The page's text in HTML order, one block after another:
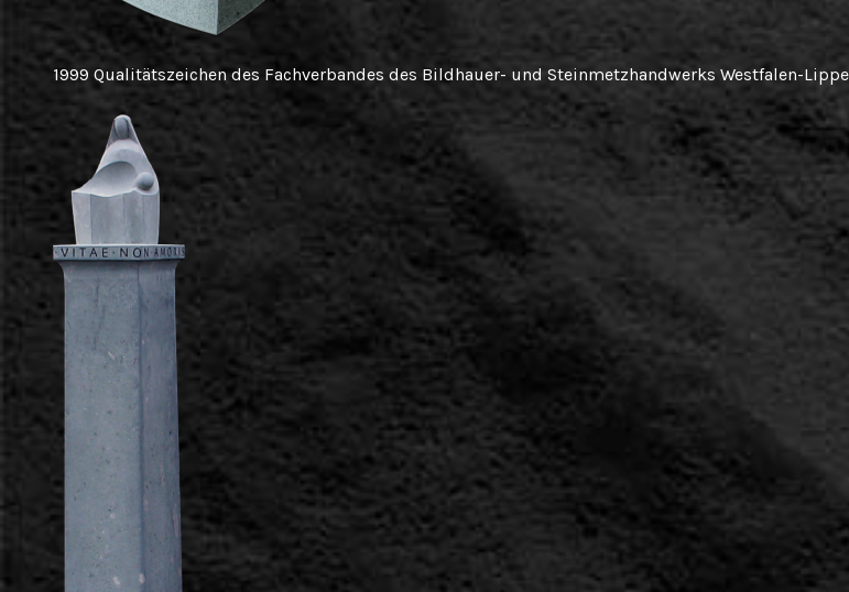
1999 Qualitätszeichen des Fachverbandes des Bildhauer- und Steinmetzhandwerks Westfalen-